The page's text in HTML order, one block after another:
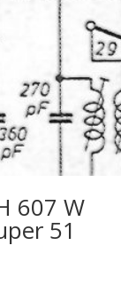
607 W
51